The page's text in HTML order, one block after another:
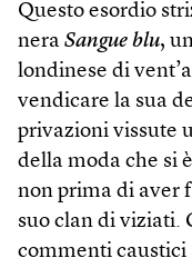
Questo esordio
nera Sangue blu,
londinese di
vendicare la sua
privazioni vissute
della moda che si
non prima di aver
suo clan di viziati.
commenti caustici